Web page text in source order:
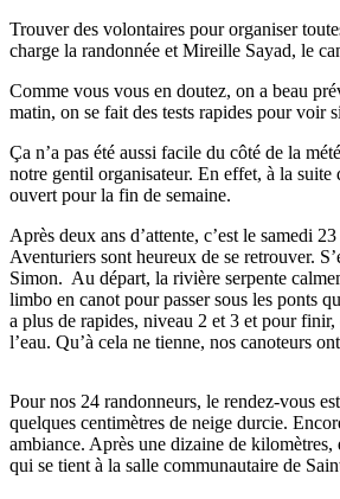
Trouver des volontaires pour organiser
charge la randonnée et Mireille Sayad, le
Comme vous vous en doutez, on a beau
matin, on se fait des tests rapides pour voir
Ça n’a pas été aussi facile du côté de la
notre gentil organisateur. En effet, à la suite
ouvert pour la fin de semaine.
Après deux ans d’attente, c’est le samedi
Aventuriers sont heureux de se retrouver.
Simon. Au départ, la rivière serpente
limbo en canot pour passer sous les ponts
a plus de rapides, niveau 2 et 3 et pour
l’eau. Qu’à cela ne tienne, nos canoteurs
Pour nos 24 randonneurs, le rendez-vous
quelques centimètres de neige durcie.
ambiance. Après une dizaine de
qui se tient à la salle communautaire de